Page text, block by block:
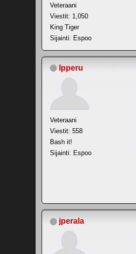
Veteraani
Viestit: 1,050
King Tiger
Sijainti: Espoo
Ipperu
Veteraani
Viestit: 558
Bash it!
Sijainti: Espoo
jperala